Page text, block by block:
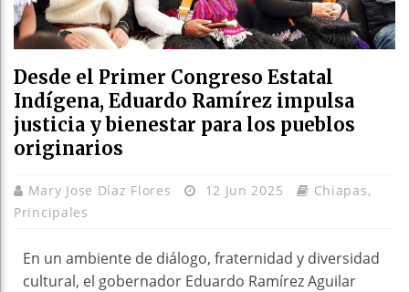
Desde el Primer Congreso Estatal
Indígena, Eduardo Ramírez impulsa
justicia y bienestar para los pueblos
originarios
Mary Jose Díaz Flores 12 Jun 2025 Chiapas,
Principales
En un ambiente de diálogo, fraternidad y diversidad
cultural, el gobernador Eduardo Ramírez Aguilar